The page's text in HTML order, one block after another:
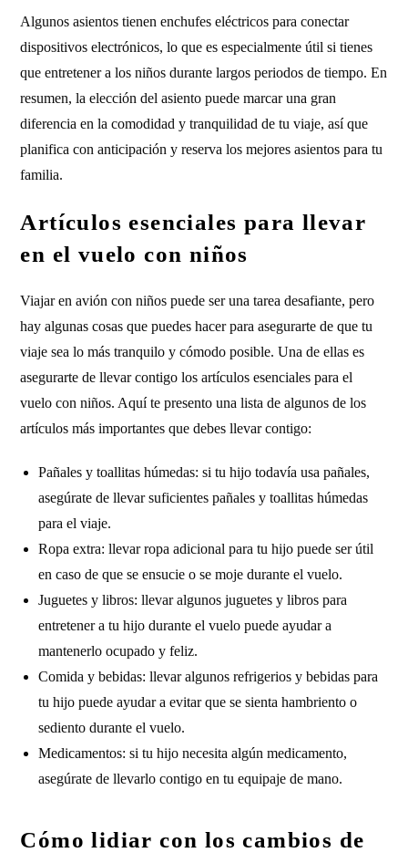
Algunos asientos tienen enchufes eléctricos para conectar
dispositivos electrónicos, lo que es especialmente útil si tienes
que entretener a los niños durante largos periodos de tiempo. En
resumen, la elección del asiento puede marcar una gran
diferencia en la comodidad y tranquilidad de tu viaje, así que
planifica con anticipación y reserva los mejores asientos para tu
familia.
Artículos esenciales para llevar
en el vuelo con niños
Viajar en avión con niños puede ser una tarea desafiante, pero
hay algunas cosas que puedes hacer para asegurarte de que tu
viaje sea lo más tranquilo y cómodo posible. Una de ellas es
asegurarte de llevar contigo los artículos esenciales para el
vuelo con niños. Aquí te presento una lista de algunos de los
artículos más importantes que debes llevar contigo:
Pañales y toallitas húmedas: si tu hijo todavía usa pañales,
asegúrate de llevar suficientes pañales y toallitas húmedas
para el viaje.
Ropa extra: llevar ropa adicional para tu hijo puede ser útil
en caso de que se ensucie o se moje durante el vuelo.
Juguetes y libros: llevar algunos juguetes y libros para
entretener a tu hijo durante el vuelo puede ayudar a
mantenerlo ocupado y feliz.
Comida y bebidas: llevar algunos refrigerios y bebidas para
tu hijo puede ayudar a evitar que se sienta hambriento o
sediento durante el vuelo.
Medicamentos: si tu hijo necesita algún medicamento,
asegúrate de llevarlo contigo en tu equipaje de mano.
Cómo lidiar con los cambios de